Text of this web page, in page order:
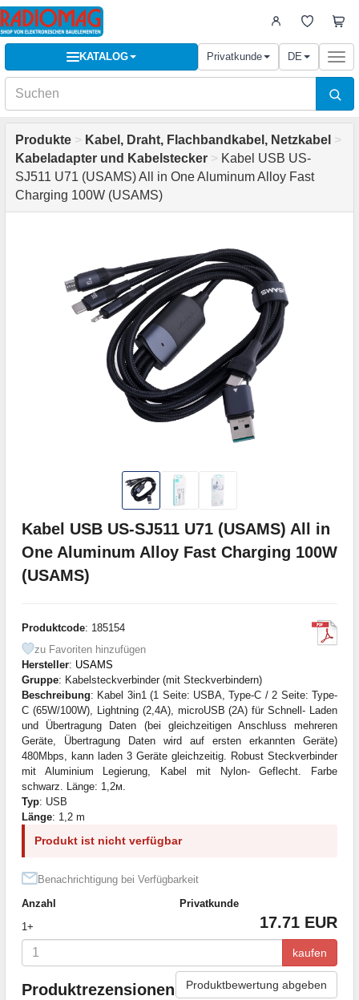
KATALOG Privatkunde DE
Produkte > Kabel, Draht, Flachbandkabel, Netzkabel >
Kabeladapter und Kabelstecker > Kabel USB US-
SJ511 U71 (USAMS) All in One Aluminum Alloy Fast
Charging 100W (USAMS)
Kabel USB US-SJ511 U71 (USAMS) All in
One Aluminum Alloy Fast Charging 100W
(USAMS)
Produktcode: 185154
zu Favoriten hinzufügen
Hersteller: USAMS
Gruppe: Kabelsteckverbinder (mit Steckverbindern)
Beschreibung: Kabel 3in1 (1 Seite: USBA, Type-C / 2 Seite: Type-
C (65W/100W), Lightning (2,4A), microUSB (2A) für Schnell- Laden
und Übertragung Daten (bei gleichzeitigen Anschluss mehreren
Geräte, Übertragung Daten wird auf ersten erkannten Geräte)
480Mbps, kann laden 3 Geräte gleichzeitig. Robust Steckverbinder
mit Aluminium Legierung, Kabel mit Nylon- Geflecht. Farbe
schwarz. Länge: 1,2м.
Typ: USB
Länge: 1,2 m
Produkt ist nicht verfügbar
Benachrichtigung bei Verfügbarkeit
Anzahl
Privatkunde
1+
17.71 EUR
kaufen
Produktrezensionen Produktbewertung abgeben